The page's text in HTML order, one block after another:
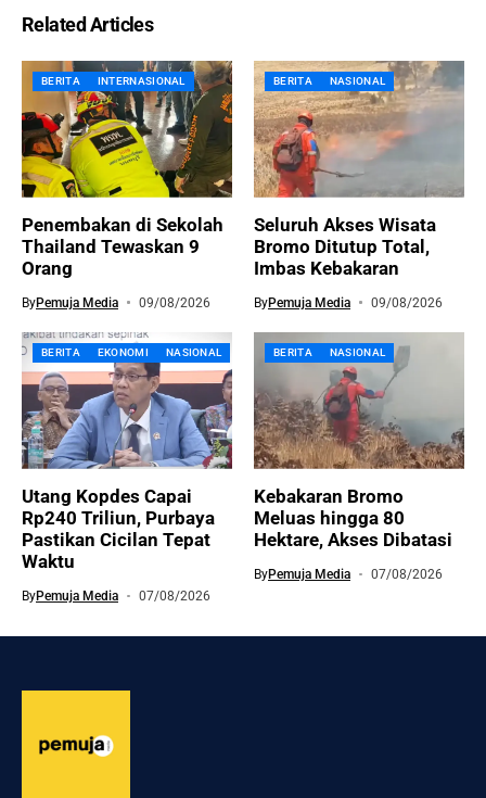
Related Articles
BERITA INTERNASIONAL
Penembakan di Sekolah
Thailand Tewaskan 9
Orang
ByPemuja Media 09/08/2026
BERITA NASIONAL
Seluruh Akses Wisata
Bromo Ditutup Total,
Imbas Kebakaran
ByPemuja Media 09/08/2026
BERITA EKONOMI NASIONAL
Utang Kopdes Capai
Rp240 Triliun, Purbaya
Pastikan Cicilan Tepat
Waktu
ByPemuja Media 07/08/2026
BERITA NASIONAL
Kebakaran Bromo
Meluas hingga 80
Hektare, Akses Dibatasi
ByPemuja Media 07/08/2026